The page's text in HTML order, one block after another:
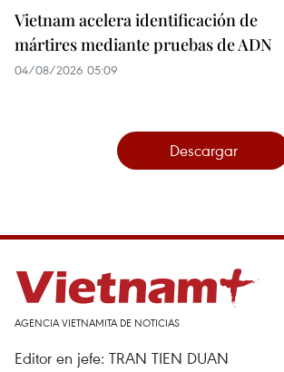
Vietnam acelera identificación de
mártires mediante pruebas de ADN
04/08/2026 05:09
Descargar
AGENCIA VIETNAMITA DE NOTICIAS
Editor en jefe: TRAN TIEN DUAN